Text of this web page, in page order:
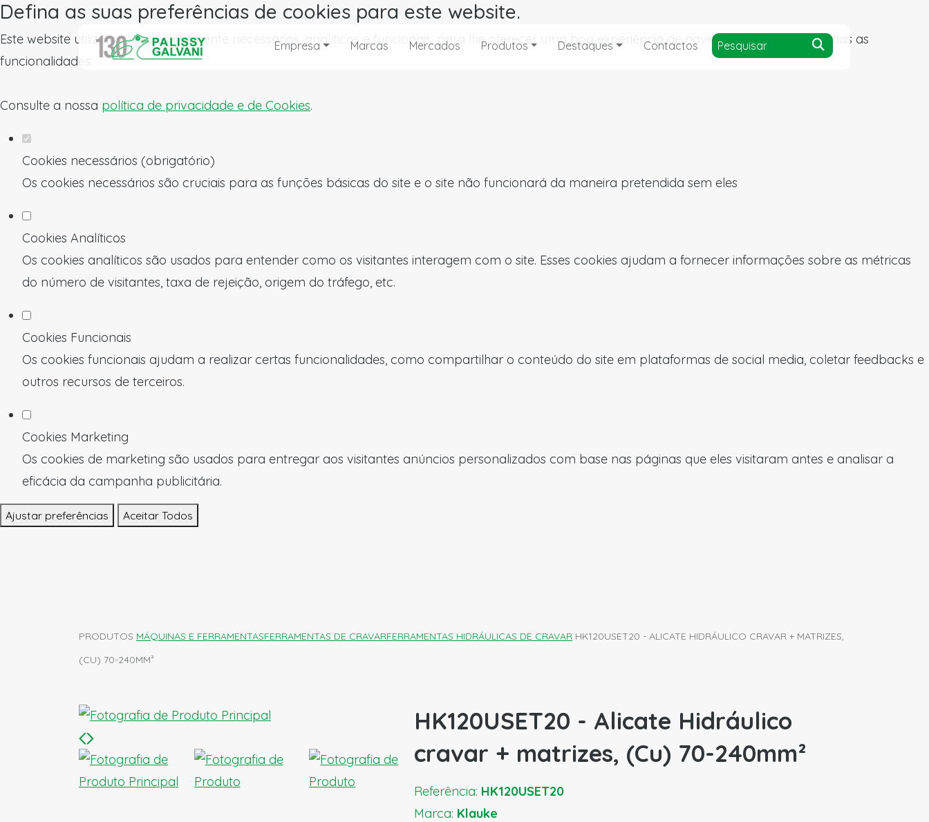
Defina as suas preferências de cookies para este website.
Este website utiliza cookies estritamente necessários, analíticos e funcionais, para lhe oferecer uma boa experiência de navegação e acesso a todas as
funcionalidades.
Consulte a nossa política de privacidade e de Cookies.
Cookies necessários (obrigatório)
Os cookies necessários são cruciais para as funções básicas do site e o site não funcionará da maneira pretendida sem eles
Cookies Analíticos
Os cookies analíticos são usados para entender como os visitantes interagem com o site. Esses cookies ajudam a fornecer informações sobre as métricas
do número de visitantes, taxa de rejeição, origem do tráfego, etc.
Cookies Funcionais
Os cookies funcionais ajudam a realizar certas funcionalidades, como compartilhar o conteúdo do site em plataformas de social media, coletar feedbacks e
outros recursos de terceiros.
Cookies Marketing
Os cookies de marketing são usados para entregar aos visitantes anúncios personalizados com base nas páginas que eles visitaram antes e analisar a
eficácia da campanha publicitária.
Ajustar preferências Aceitar Todos
Empresa Marcas Mercados Produtos Destaques Contactos
PRODUTOS MÁQUINAS E FERRAMENTASFERRAMENTAS DE CRAVARFERRAMENTAS HIDRÁULICAS DE CRAVAR HK120USET20 - ALICATE HIDRÁULICO CRAVAR + MATRIZES,
(CU) 70-240MM²
HK120USET20 - Alicate Hidráulico
cravar + matrizes, (Cu) 70-240mm²
Referência: HK120USET20
Marca: Klauke